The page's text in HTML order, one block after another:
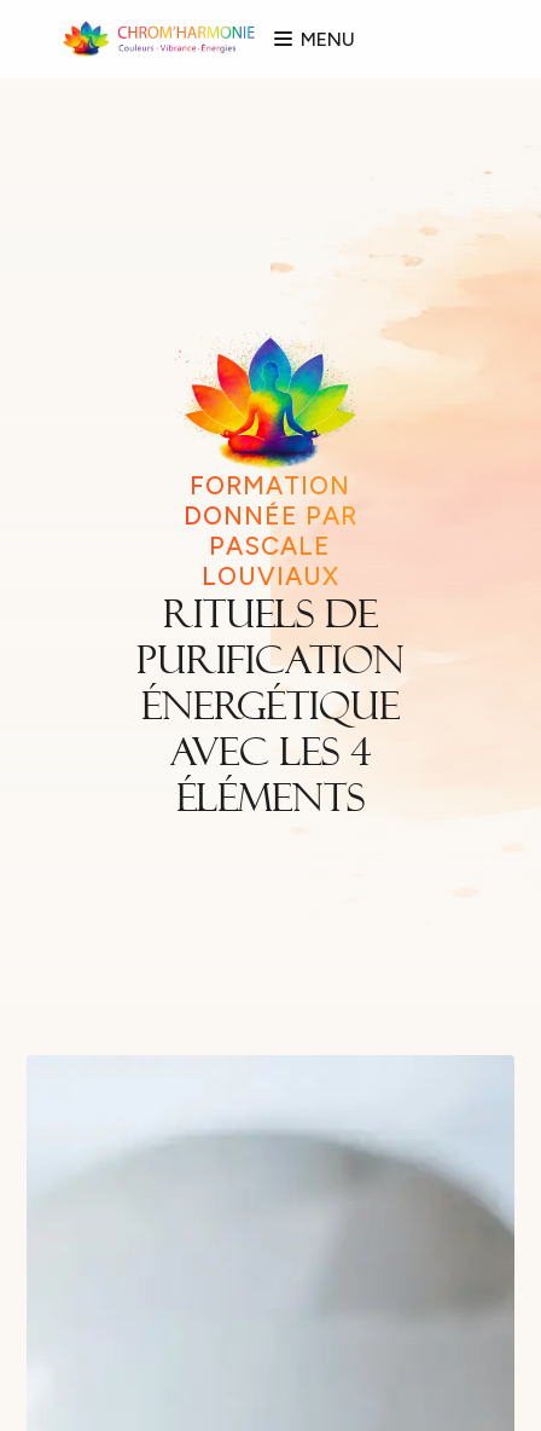
MENU
FORMATION
DONNÉE PAR
PASCALE
LOUVIAUX
Rituels de
purification
énergétique
avec les 4
éléments